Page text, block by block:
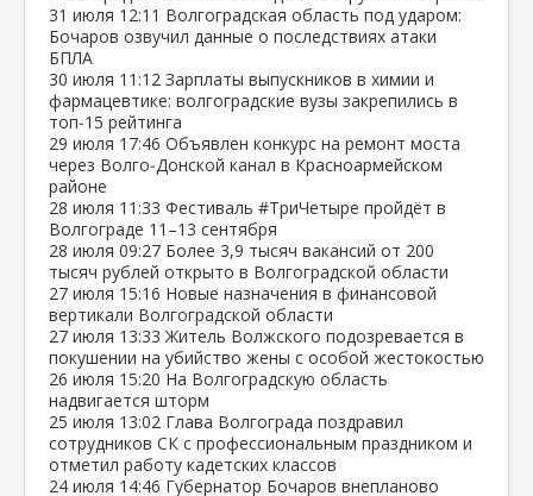
31 июля 12:11 Волгоградская область под ударом:
Бочаров озвучил данные о последствиях атаки
БПЛА
30 июля 11:12 Зарплаты выпускников в химии и
фармацевтике: волгоградские вузы закрепились в
топ‑15 рейтинга
29 июля 17:46 Объявлен конкурс на ремонт моста
через Волго‑Донской канал в Красноармейском
районе
28 июля 11:33 Фестиваль #ТриЧетыре пройдёт в
Волгограде 11–13 сентября
28 июля 09:27 Более 3,9 тысяч вакансий от 200
тысяч рублей открыто в Волгоградской области
27 июля 15:16 Новые назначения в финансовой
вертикали Волгоградской области
27 июля 13:33 Житель Волжского подозревается в
покушении на убийство жены с особой жестокостью
26 июля 15:20 На Волгоградскую область
надвигается шторм
25 июля 13:02 Глава Волгограда поздравил
сотрудников СК с профессиональным праздником и
отметил работу кадетских классов
24 июля 14:46 Губернатор Бочаров внепланово